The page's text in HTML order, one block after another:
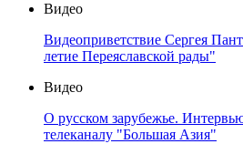
Видео
Видеоприветствие Сергея
летие Переяславской рады"
Видео
О русском зарубежье.
телеканалу "Большая Азия"